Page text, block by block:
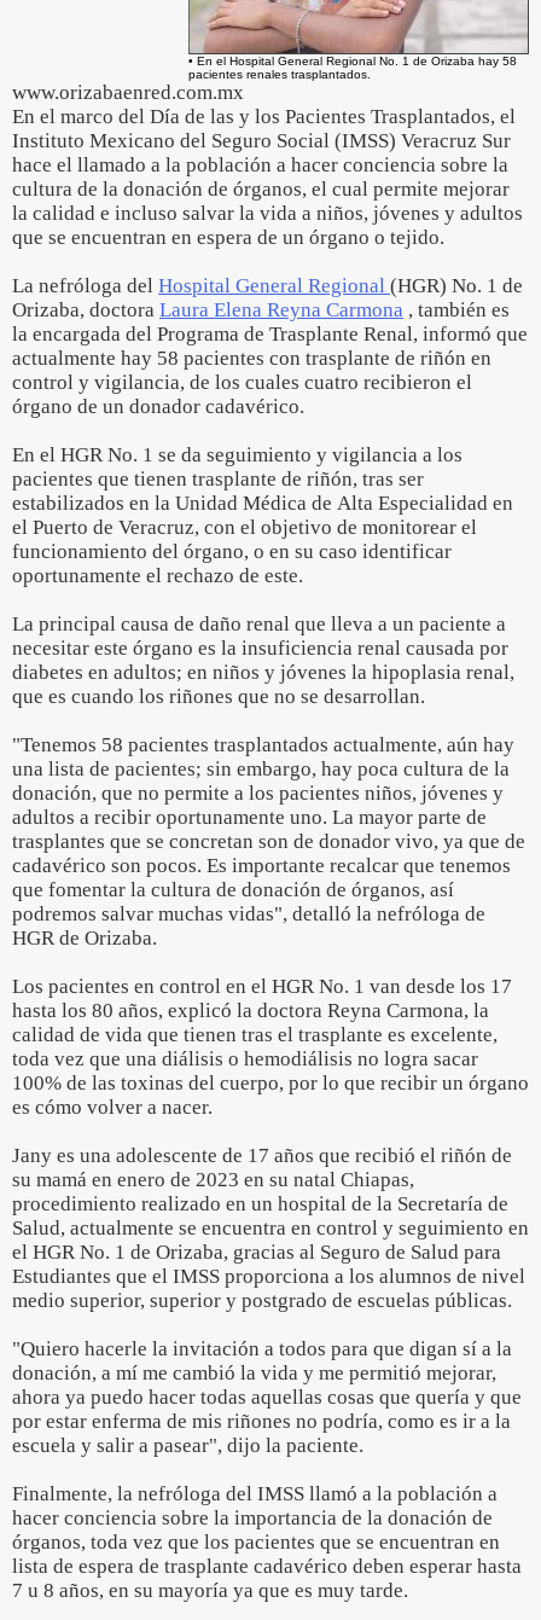
• En el Hospital General Regional No. 1 de Orizaba hay 58
pacientes renales trasplantados.
www.orizabaenred.com.mx
En el marco del Día de las y los Pacientes Trasplantados, el
Instituto Mexicano del Seguro Social (IMSS) Veracruz Sur
hace el llamado a la población a hacer conciencia sobre la
cultura de la donación de órganos, el cual permite mejorar
la calidad e incluso salvar la vida a niños, jóvenes y adultos
que se encuentran en espera de un órgano o tejido.
La nefróloga del Hospital General Regional (HGR) No. 1 de
Orizaba, doctora Laura Elena Reyna Carmona , también es
la encargada del Programa de Trasplante Renal, informó que
actualmente hay 58 pacientes con trasplante de riñón en
control y vigilancia, de los cuales cuatro recibieron el
órgano de un donador cadavérico.
En el HGR No. 1 se da seguimiento y vigilancia a los
pacientes que tienen trasplante de riñón, tras ser
estabilizados en la Unidad Médica de Alta Especialidad en
el Puerto de Veracruz, con el objetivo de monitorear el
funcionamiento del órgano, o en su caso identificar
oportunamente el rechazo de este.
La principal causa de daño renal que lleva a un paciente a
necesitar este órgano es la insuficiencia renal causada por
diabetes en adultos; en niños y jóvenes la hipoplasia renal,
que es cuando los riñones que no se desarrollan.
"Tenemos 58 pacientes trasplantados actualmente, aún hay
una lista de pacientes; sin embargo, hay poca cultura de la
donación, que no permite a los pacientes niños, jóvenes y
adultos a recibir oportunamente uno. La mayor parte de
trasplantes que se concretan son de donador vivo, ya que de
cadavérico son pocos. Es importante recalcar que tenemos
que fomentar la cultura de donación de órganos, así
podremos salvar muchas vidas", detalló la nefróloga de
HGR de Orizaba.
Los pacientes en control en el HGR No. 1 van desde los 17
hasta los 80 años, explicó la doctora Reyna Carmona, la
calidad de vida que tienen tras el trasplante es excelente,
toda vez que una diálisis o hemodiálisis no logra sacar
100% de las toxinas del cuerpo, por lo que recibir un órgano
es cómo volver a nacer.
Jany es una adolescente de 17 años que recibió el riñón de
su mamá en enero de 2023 en su natal Chiapas,
procedimiento realizado en un hospital de la Secretaría de
Salud, actualmente se encuentra en control y seguimiento en
el HGR No. 1 de Orizaba, gracias al Seguro de Salud para
Estudiantes que el IMSS proporciona a los alumnos de nivel
medio superior, superior y postgrado de escuelas públicas.
"Quiero hacerle la invitación a todos para que digan sí a la
donación, a mí me cambió la vida y me permitió mejorar,
ahora ya puedo hacer todas aquellas cosas que quería y que
por estar enferma de mis riñones no podría, como es ir a la
escuela y salir a pasear", dijo la paciente.
Finalmente, la nefróloga del IMSS llamó a la población a
hacer conciencia sobre la importancia de la donación de
órganos, toda vez que los pacientes que se encuentran en
lista de espera de trasplante cadavérico deben esperar hasta
7 u 8 años, en su mayoría ya que es muy tarde.